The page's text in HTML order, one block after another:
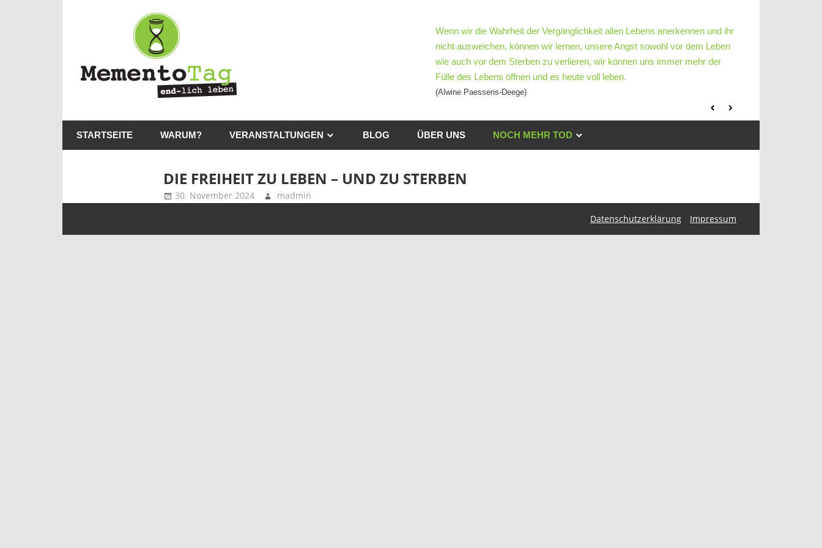
leben
–
end-
lich
Wenn wir die Wahrheit der Vergänglichkeit allen Lebens anerkennen und ihr
nicht ausweichen, können wir lernen, unsere Angst sowohl vor dem Leben
wie auch vor dem Sterben zu verlieren, wir können uns immer mehr der
Fülle des Lebens öffnen und es heute voll leben.
(Alwine Paessens-Deege)
STARTSEITE WARUM? VERANSTALTUNGEN BLOG ÜBER UNS NOCH MEHR TOD
DIE FREIHEIT ZU LEBEN – UND ZU STERBEN
30. November 2024
madmin
Datenschutzerklärung
Impressum